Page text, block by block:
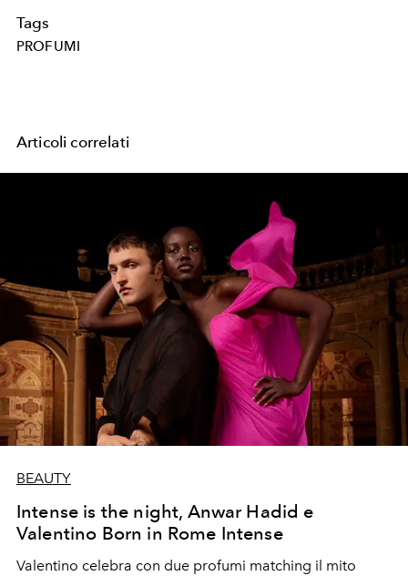
Tags
PROFUMI
Articoli correlati
BEAUTY
Intense is the night, Anwar Hadid e
Valentino Born in Rome Intense
Valentino celebra con due profumi matching il mito